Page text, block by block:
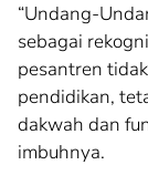
“Undang-
sebagai
pesantren
pendidikan,
dakwah dan
imbuhnya.